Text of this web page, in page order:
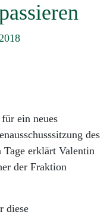
ein neues
des
Tage erklärt Valentin
der Fraktion
diese